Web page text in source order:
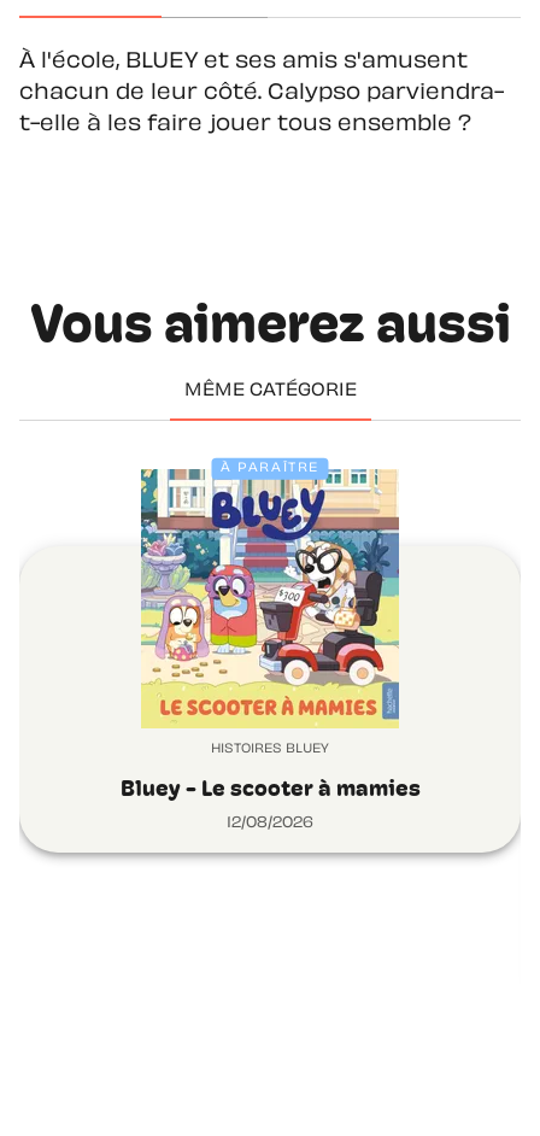
À l'école, BLUEY et ses amis s'amusent
chacun de leur côté. Calypso parviendra-
t-elle à les faire jouer tous ensemble ?
Vous aimerez aussi
MÊME CATÉGORIE
À PARAÎTRE
HISTOIRES BLUEY
Bluey - Le scooter à mamies
12/08/2026